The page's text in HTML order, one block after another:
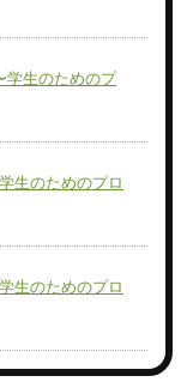
学生のためのプ
生のためのプロ
生のためのプロ